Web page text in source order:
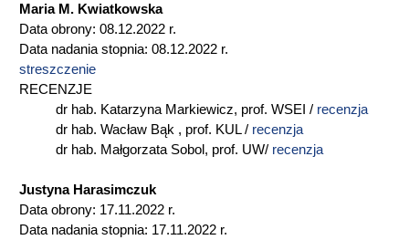
Maria M. Kwiatkowska
Data obrony: 08.12.2022 r.
Data nadania stopnia: 08.12.2022 r.
streszczenie
RECENZJE
dr hab. Katarzyna Markiewicz, prof. WSEI / recenzja
dr hab. Wacław Bąk , prof. KUL / recenzja
dr hab. Małgorzata Sobol, prof. UW/ recenzja
Justyna Harasimczuk
Data obrony: 17.11.2022 r.
Data nadania stopnia: 17.11.2022 r.